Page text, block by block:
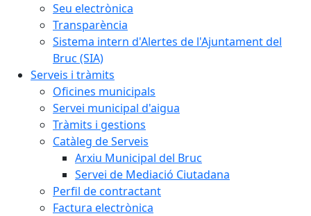
Seu electrònica
Transparència
Sistema intern d'Alertes de l'Ajuntament del
Bruc (SIA)
Serveis i tràmits
Oficines municipals
Servei municipal d'aigua
Tràmits i gestions
Catàleg de Serveis
Arxiu Municipal del Bruc
Servei de Mediació Ciutadana
Perfil de contractant
Factura electrònica